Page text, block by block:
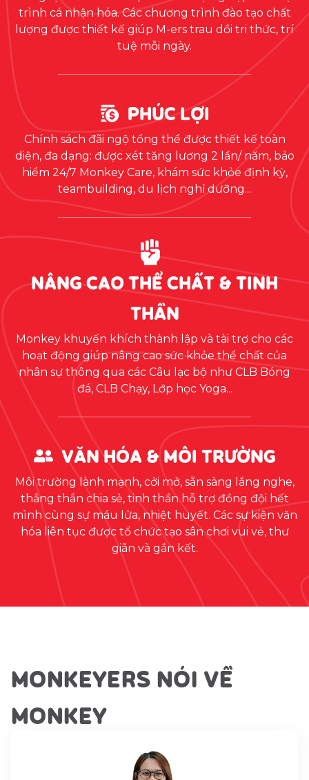
trình cá nhận hóa. Các chương trình đào tạo chất
lượng được thiết kế giúp M-ers trau dồi tri thức, trí
tuệ mỗi ngày.
PHÚC LỢI
Chính sách đãi ngộ tổng thể được thiết kế toàn
diện, đa dạng: được xét tăng lương 2 lần/ năm, bảo
hiểm 24/7 Monkey Care, khám sức khỏe định kỳ,
teambuilding, du lịch nghỉ dưỡng...
NÂNG CAO THỂ CHẤT & TINH
THẦN
Monkey khuyến khích thành lập và tài trợ cho các
hoạt động giúp nâng cao sức khỏe thể chất của
nhân sự thông qua các Câu lạc bộ như CLB Bóng
đá, CLB Chạy, Lớp học Yoga...
VĂN HÓA & MÔI TRƯỜNG
Môi trường lành mạnh, cởi mở, sẵn sàng lắng nghe,
thẳng thắn chia sẻ, tinh thần hỗ trợ đồng đội hết
mình cùng sự máu lửa, nhiệt huyết. Các sự kiện văn
hóa liên tục được tổ chức tạo sân chơi vui vẻ, thư
giãn và gắn kết.
MONKEYERS NÓI VỀ
MONKEY